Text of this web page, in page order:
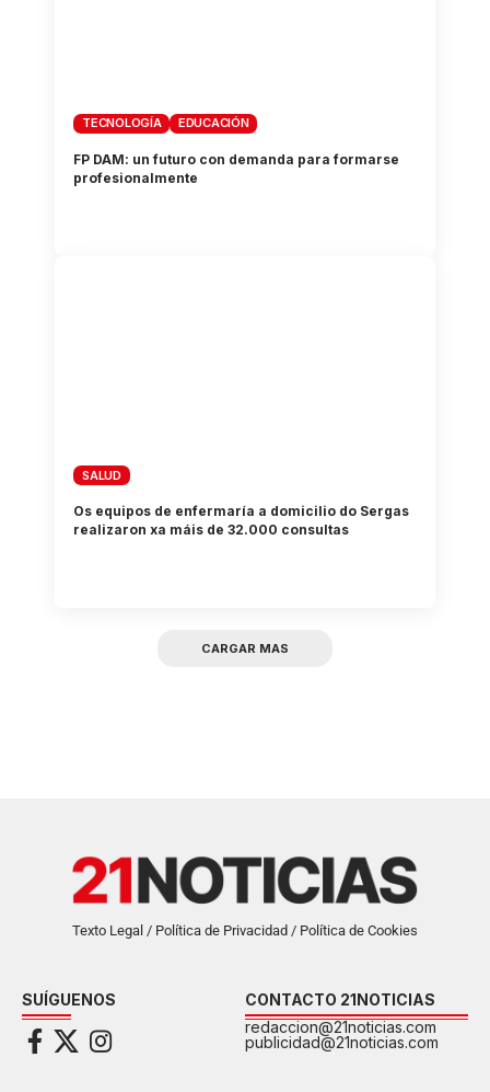
TECNOLOGÍA EDUCACIÓN
FP DAM: un futuro con demanda para formarse
profesionalmente
SALUD
Os equipos de enfermaría a domicilio do Sergas
realizaron xa máis de 32.000 consultas
CARGAR MAS
Texto Legal / Política de Privacidad / Política de Cookies
SUÍGUENOS
CONTACTO 21NOTICIAS
redaccion@21noticias.com
publicidad@21noticias.com